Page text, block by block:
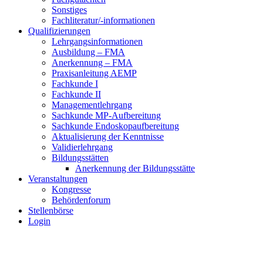
Sonstiges
Fachliteratur/-informationen
Qualifizierungen
Lehrgangsinformationen
Ausbildung – FMA
Anerkennung – FMA
Praxisanleitung AEMP
Fachkunde I
Fachkunde II
Managementlehrgang
Sachkunde MP-Aufbereitung
Sachkunde Endoskopaufbereitung
Aktualisierung der Kenntnisse
Validierlehrgang
Bildungsstätten
Anerkennung der Bildungsstätte
Veranstaltungen
Kongresse
Behördenforum
Stellenbörse
Login